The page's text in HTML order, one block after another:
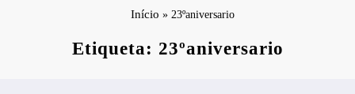
Início »23ºaniversario
Etiqueta: 23ºaniversario